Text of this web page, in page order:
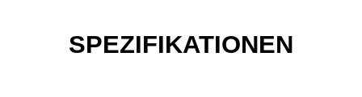
SPEZIFIKATIONEN